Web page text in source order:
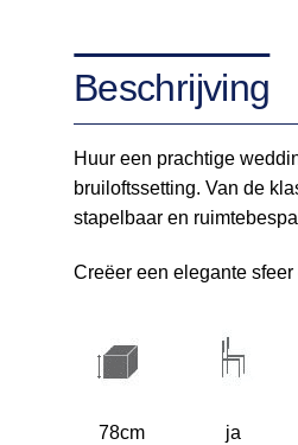
Beschrijving
Huur een prachtige
bruiloftssetting. Van de
stapelbaar en
Creëer een elegante
78cm ja